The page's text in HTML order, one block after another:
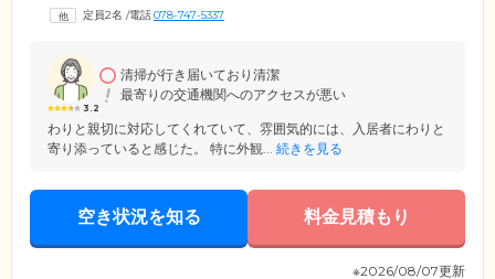
フのもと共同生活を営んでいます。スタッフは日常をつうじて、ご入居
かい生活のなかで、ご自身の役割をしっかりとこなしながら、身体機能
を活用していくことにより、認知機能の維持・向上を目指しています。
定員2名 /電話078-747-5337
3.2
清掃が行き届いており清潔
最寄りの交通機関へのアクセスが悪い
わりと親切に対応してくれていて、雰囲気的には、入居者にわりと
寄り添っていると感じた。 特に外観... 続きを見る
空き状況を知る 料金見積もり
※2026/08/07更新